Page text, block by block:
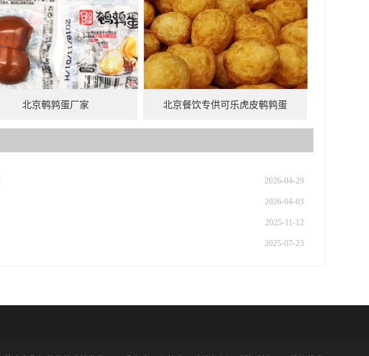
北京鹌鹑蛋厂家 北京餐饮专供可乐虎皮鹌鹑蛋
2026-04-29
2026-04-03
2025-11-12
2025-07-23